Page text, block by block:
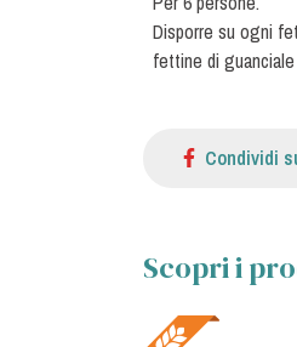
Disporre su ogni
fettine di
Condividi
Scopri i